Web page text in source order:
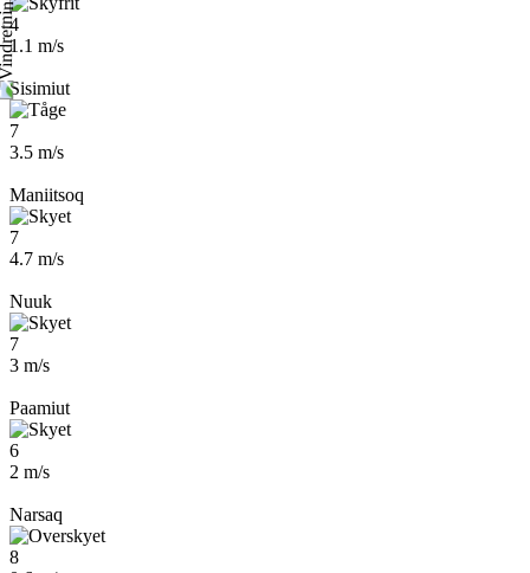
4
1.1 m/s
Sisimiut
7
3.5 m/s
Maniitsoq
7
4.7 m/s
Nuuk
7
3 m/s
Paamiut
6
2 m/s
Narsaq
8